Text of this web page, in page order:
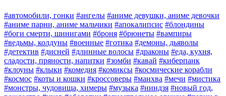
#автомобили, гонки #ангелы #аниме девушки, аниме девочки
#аниме парни, аниме мальчики #апокалипсис #блондины
#боги смерти, шинигами #броня #брюнеты #вампиры
#ведьмы, колдуны #военные #готика #демоны, дьяволы
#детектив #дисней #длинные волосы #драконы #еда, кухня,
сладости, пряности, напитки #зомби #кавай #киберпанк
#клоуны #клыки #комедия #комиксы #космические корабли
#космос #коты и кошки #кроссоверы #манхва #мечи #мистика
#монстры, чудовища, химеры #музыка #ниндзя #новый год,